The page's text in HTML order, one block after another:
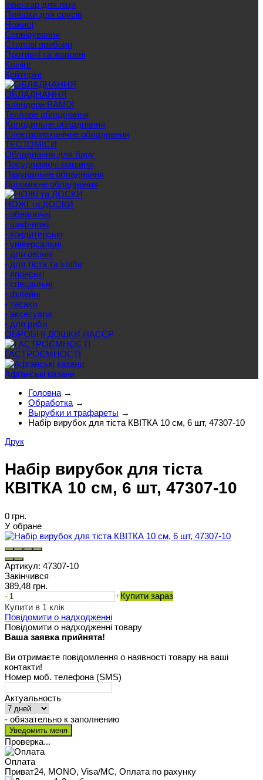
Інвентар для піци
Пляшки для соусів
Ножиці
Сервірування
Cтолові прибори
Противні та жаровні
Клінінг
Кейтерінг
ОБЛАДНАННЯ
Блендери BAMIX
Теплове обладнання
Холодильне обладнання
Електромеханічне обладнання
ТЕСТОМІСИ
Обладнання для бару
Посудомиючі машини
Пакувальне обладнання
Допоміжне обладнання
НОЖІ та ДОСКИ
- обвалочні
- шеф-ножі
- кондитерські
- універсальні
- для овочів
- для тіста та хліба
- японські
- спеціальні
- філейні
- тесаки
- аксесуари
- для риби
ОБРОБНІ ДОШКИ HACCP
ГАСТРОЄМНОСТІ
Афганські казани
Головна →
Обработка →
Вырубки и трафареты →
Набір вирубок для тіста КВІТКА 10 см, 6 шт, 47307-10
Друк
Набір вирубок для тіста
КВІТКА 10 см, 6 шт, 47307-10
0 грн.
У обране
Артикул: 47307-10
Закінчився
389,48 грн.
-
+Купити зараз
Купити в 1 клік
Повідомити о надходженні
Повідомити о надходженні товару
Ваша заявка прийнята!
Ви отримаєте повідомлення о наявності товару на ваші
контакти!
Номер моб. телефона (SMS)
Актуальность
- обязательно к заполнению
Проверка...
Оплата
Приват24, MONO, Visa/MC, Оплата по рахунку